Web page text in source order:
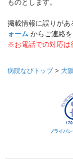
ものとします。
掲載情報に誤りがあ
ォーム からご連絡
※お電話での対応は
病院なびトップ> 大
プライバ